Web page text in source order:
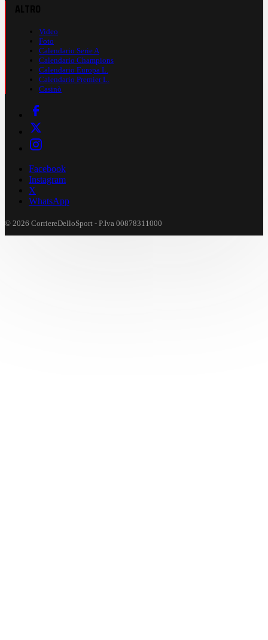
Video
Foto
Calendario Serie A
Calendario Champions
Calendario Europa L.
Calendario Premier L.
Casinò
Facebook
Instagram
X
WhatsApp
© 2026 CorriereDelloSport - P.Iva 00878311000